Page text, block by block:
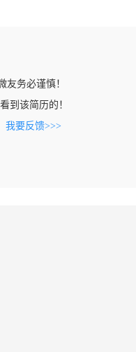
友务必谨慎！
到该简历的！
我要反馈>>>